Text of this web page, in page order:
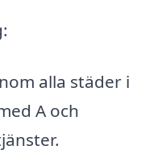
alla städer i
A och